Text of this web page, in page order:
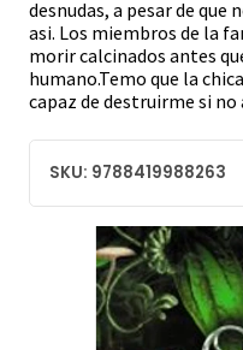
desnudas, a pesar de
asi. Los miembros de la
morir calcinados antes
humano.Temo que la
capaz de destruirme si
SKU: 9788419988263